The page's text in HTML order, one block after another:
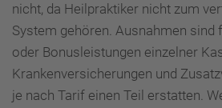
nicht, da Heilpraktiker nicht zum
System gehören. Ausnahmen sind
oder Bonusleistungen einzelner
Krankenversicherungen und
je nach Tarif einen Teil erstatten.